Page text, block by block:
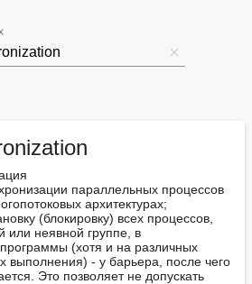
параллельных процессов
архитектурах;
(блокировку) всех процессов,
или неявной группе, в
(хотя и на различных
выполнения) - у барьера, после чего
Это позволяет не допускать